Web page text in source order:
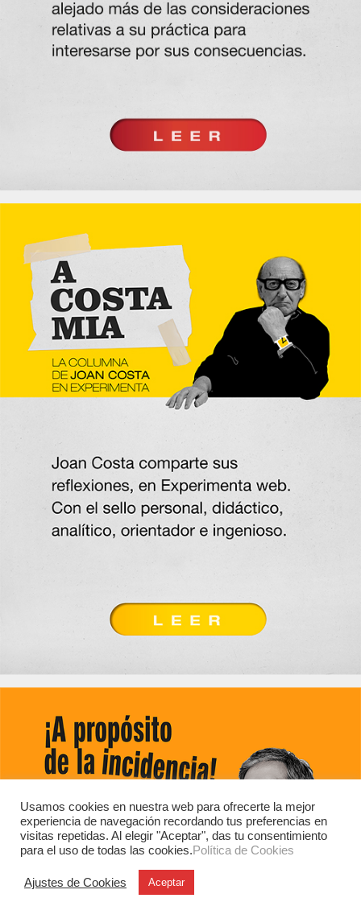
Usamos cookies en nuestra web para ofrecerte la mejor
experiencia de navegación recordando tus preferencias en
visitas repetidas. Al elegir "Aceptar", das tu consentimiento
para el uso de todas las cookies.Política de Cookies
Ajustes de Cookies Aceptar